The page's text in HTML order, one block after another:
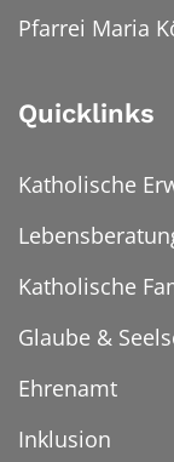
Pfarrei Maria
Quicklinks
Katholische
Katholische
Glaube &
Ehrenamt
Inklusion